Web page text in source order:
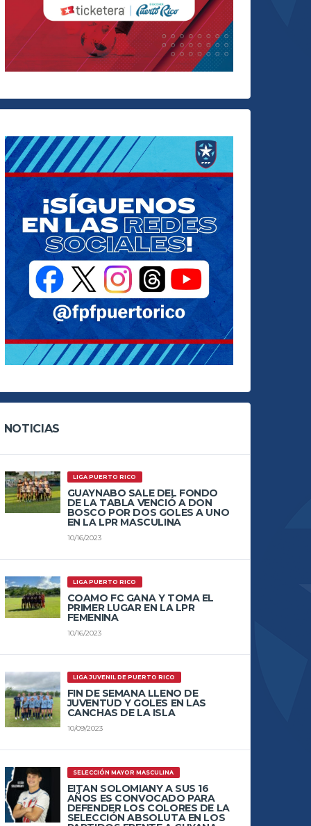
NOTICIAS
LIGA PUERTO RICO
GUAYNABO SALE DEL FONDO
DE LA TABLA VENCIÓ A DON
BOSCO POR DOS GOLES A UNO
EN LA LPR MASCULINA
10/16/2023
LIGA PUERTO RICO
COAMO FC GANA Y TOMA EL
PRIMER LUGAR EN LA LPR
FEMENINA
10/16/2023
LIGA JUVENIL DE PUERTO RICO
FIN DE SEMANA LLENO DE
JUVENTUD Y GOLES EN LAS
CANCHAS DE LA ISLA
10/09/2023
SELECCIÓN MAYOR MASCULINA
EITAN SOLOMIANY A SUS 16
AÑOS ES CONVOCADO PARA
DEFENDER LOS COLORES DE LA
SELECCIÓN ABSOLUTA EN LOS